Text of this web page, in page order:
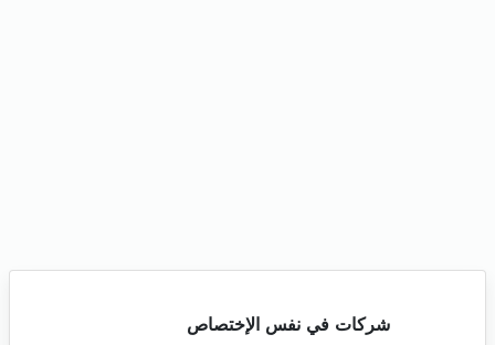
شركات في نفس الإختصاص